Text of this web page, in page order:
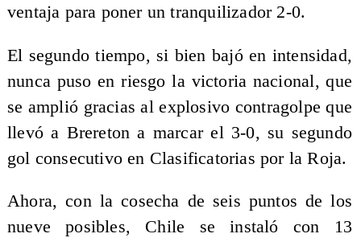
ventaja para poner un tranquilizador 2-0.
El segundo tiempo, si bien bajó en intensidad,
nunca puso en riesgo la victoria nacional, que
se amplió gracias al explosivo contragolpe que
llevó a Brereton a marcar el 3-0, su segundo
gol consecutivo en Clasificatorias por la Roja.
Ahora, con la cosecha de seis puntos de los
nueve posibles, Chile se instaló con 13